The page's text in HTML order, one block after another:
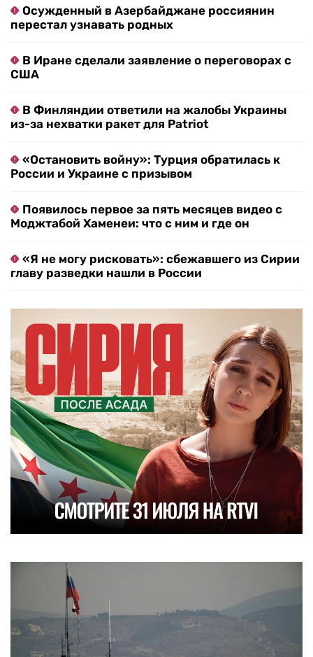
Осужденный в Азербайджане россиянин
перестал узнавать родных
В Иране сделали заявление о переговорах с
США
В Финляндии ответили на жалобы Украины
из-за нехватки ракет для Patriot
«Остановить войну»: Турция обратилась к
России и Украине с призывом
Появилось первое за пять месяцев видео с
Моджтабой Хаменеи: что с ним и где он
«Я не могу рисковать»: сбежавшего из Сирии
главу разведки нашли в России